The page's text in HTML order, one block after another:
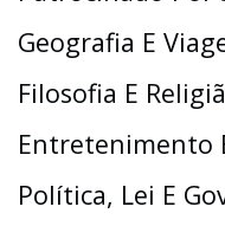
Geografia E
Filosofia E
Entretenimento
Política, Lei E